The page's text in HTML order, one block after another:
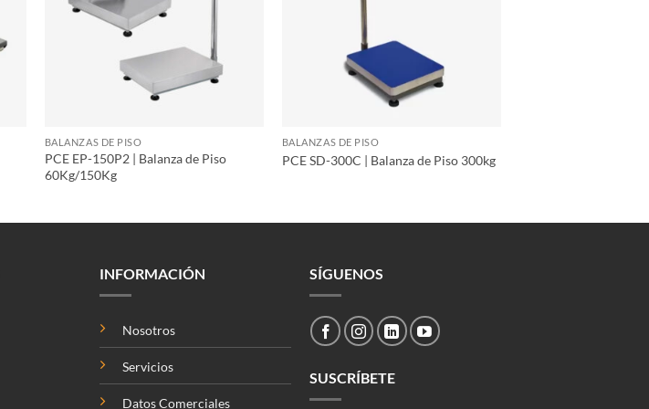
BALANZAS DE PISO
PCE EP-150P2 | Balanza de Piso
60Kg/150Kg
BALANZAS DE PISO
PCE SD-300C | Balanza de Piso 300kg
INFORMACIÓN
Nosotros
Servicios
Datos Comerciales
SÍGUENOS
SUSCRÍBETE